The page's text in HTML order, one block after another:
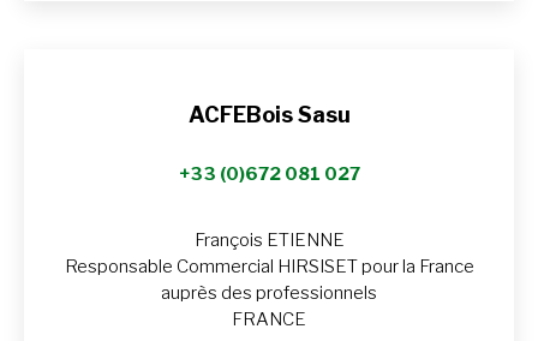
ACFEBois Sasu
+33 (0)672 081 027
François ETIENNE
Responsable Commercial HIRSISET pour la France
auprès des professionnels
FRANCE